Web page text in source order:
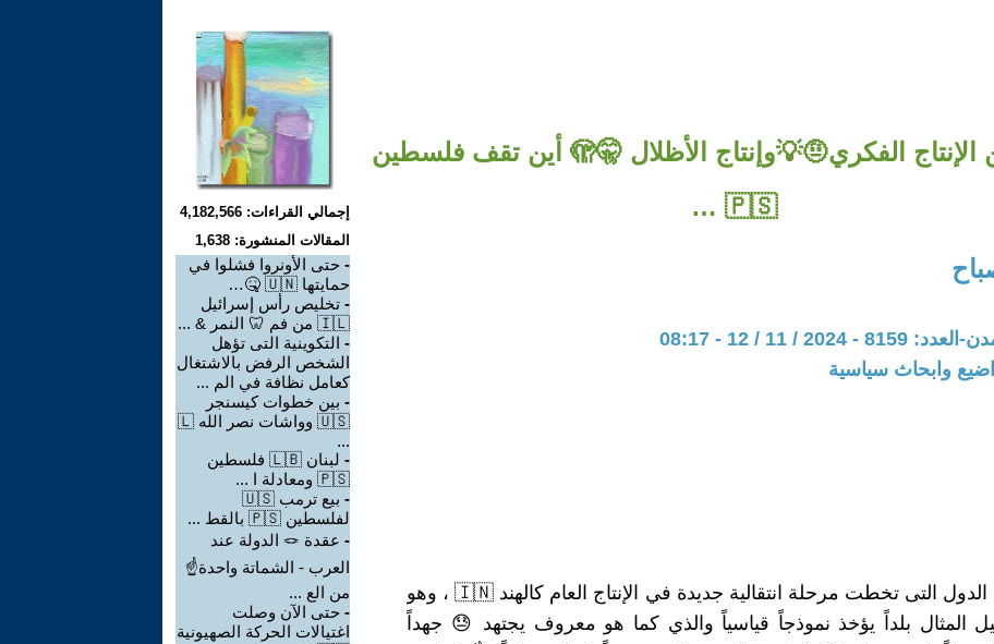
الفارق بين الإنتاج الفكري🤨💡وإنتاج الأظلال 🤫🫣 أين تقف فلسطين
🇵🇸 …
- 2024 / 11 / 12 - 08:17
وابحاث سياسية
/ مازالت الدول التى تخطت مرحلة انتقالية جديدة في الإنتاج العام كالهند 🇮🇳 ، وهو
المثال بلداً يؤخذ نموذجاً قياسياً والذي كما هو معروف يجتهد 😓 جهداً
إجمالي القراءات: 4,182,566
المقالات المنشورة: 1,638
- حتى الأونروا فشلوا في
حمايتها 🇺🇳 🤒…
- تخليص رأس إسرائيل
🇮🇱 من فم 🦷 النمر & ...
- التكوينية التى تؤهل
الشخص الرفض بالاشتغال
كعامل نظافة في الم ...
- بين خطوات كيسنجر
🇺🇸 وواشات نصر الله 🇱
...
-
لبنان 🇱🇧 فلسطين
🇵🇸 ومعادلة ا ...
-
بيع ترمب 🇺🇸
لفلسطين 🇵🇸 بالقط ...
-
عقدة 🪢 الدولة عند
العرب - الشماتة واحدة☝
من الع ...
- حتى الآن وصلت
اغتيالات الحركة الصهيونية